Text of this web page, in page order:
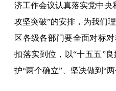
济工作会议认真落实党中央
攻坚突破”的安排，为我们
区各级各部门要全面对标
扣落实到位，以“十五五”
护“两个确立”、坚决做到“两